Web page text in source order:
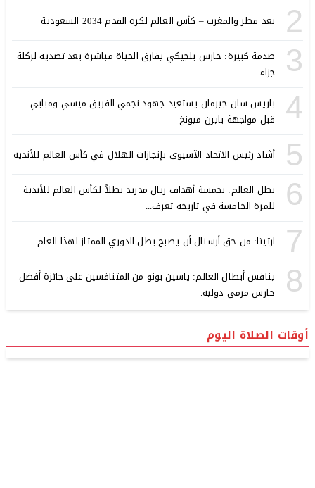
2 بعد قطر والمغرب – كأس العالم لكرة القدم 2034 السعودية
3
صدمة كبيرة: حارس بلجيكي يفارق الحياة مباشرة بعد تصديه لركلة
جزاء
4
باريس سان جيرمان يستعيد جهود نجمي الفريق ميسي ومبابي
قبل مواجهة بايرن ميونخ
5 أشاد رئيس الاتحاد الآسيوي بإنجازات الهلال في كأس العالم للأندية
6
بطل العالم: بخمسة أهداف ريال مدريد بطلاً لكأس العالم للأندية
للمرة الخامسة في تاريخه تعرف...
7 ارتيتا: من حق أرسنال أن يصبح بطل الدوري الممتاز لهذا العام
8
ينافس أبطال العالم: ياسين بونو من المتنافسين على جائزة أفضل
حارس مرمى دولية.
أوقات الصلاة اليوم